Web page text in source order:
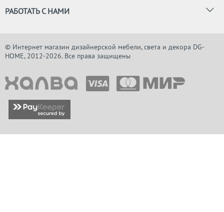
РАБОТАТЬ С НАМИ
© Интернет магазин дизайнерской мебели, света и декора DG-
HOME, 2012-2026. Все права защищены